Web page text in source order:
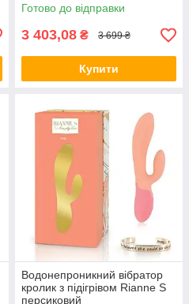
Готово до відправки
3 403,08 ₴ 3 699 ₴
Купити
Водонепроникний вібратор
кролик з підігрівом Rianne S
персиковий